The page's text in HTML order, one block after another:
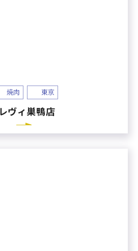
焼肉 東京
ヴィ巣鴨店